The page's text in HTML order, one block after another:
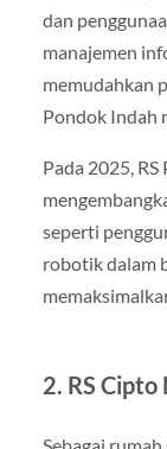
dan
manajemen
memudahkan
Pondok Indah
Pada 2025,
seperti
robotik dalam
2. RS Cipto